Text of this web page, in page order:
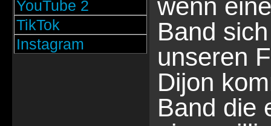
YouTube 2
TikTok
Instagram
wenn
Band
unseren
Dijon
Band die